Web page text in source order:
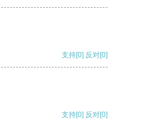
支持[0] 反对[0]
支持[0] 反对[0]